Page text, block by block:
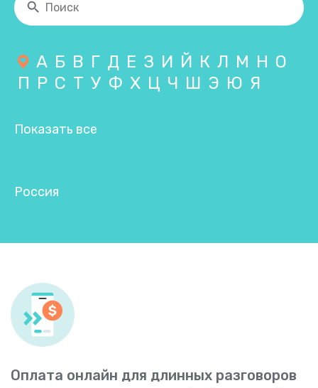
А Б В Г Д Е З И Й К Л М Н О
П Р С Т У Ф Х Ц Ч Ш Э Ю Я
Показать все
Россия
Оплата онлайн для длинных разговоров